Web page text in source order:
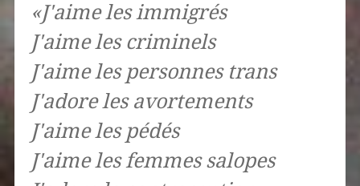
«J'aime les immigrés
J'aime les criminels
J'aime les personnes trans
J'adore les avortements
J'aime les pédés
J'aime les femmes salopes